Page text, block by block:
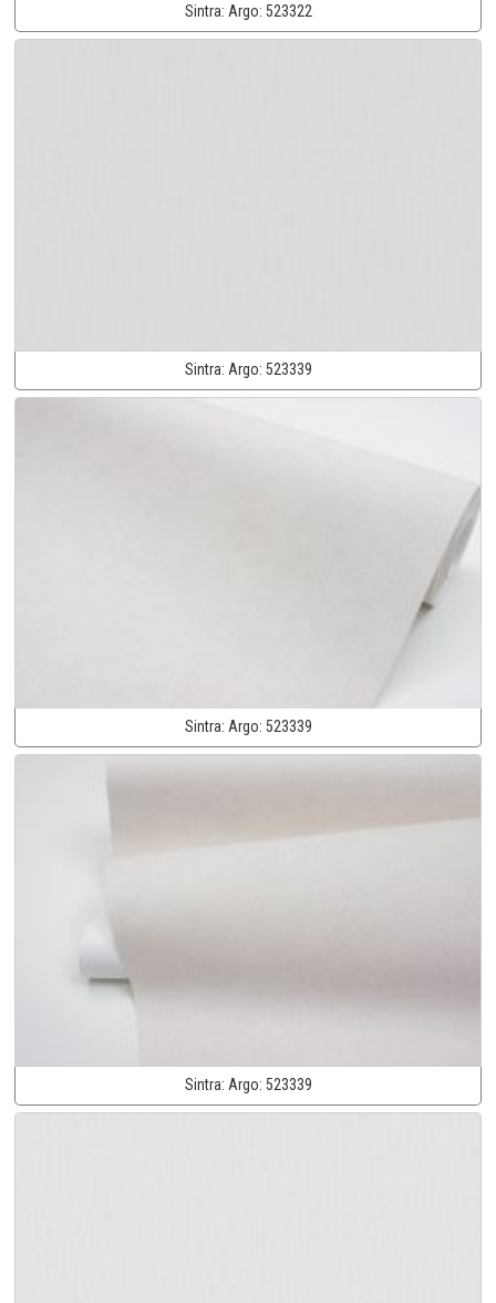
Sintra: Argo: 523322
Sintra: Argo: 523339
Sintra: Argo: 523339
Sintra: Argo: 523339